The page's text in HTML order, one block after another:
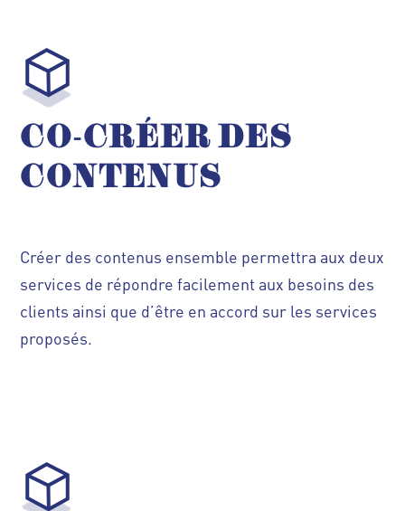
CO-CRÉER DES
CONTENUS
Créer des contenus ensemble permettra aux deux
services de répondre facilement aux besoins des
clients ainsi que d’être en accord sur les services
proposés.